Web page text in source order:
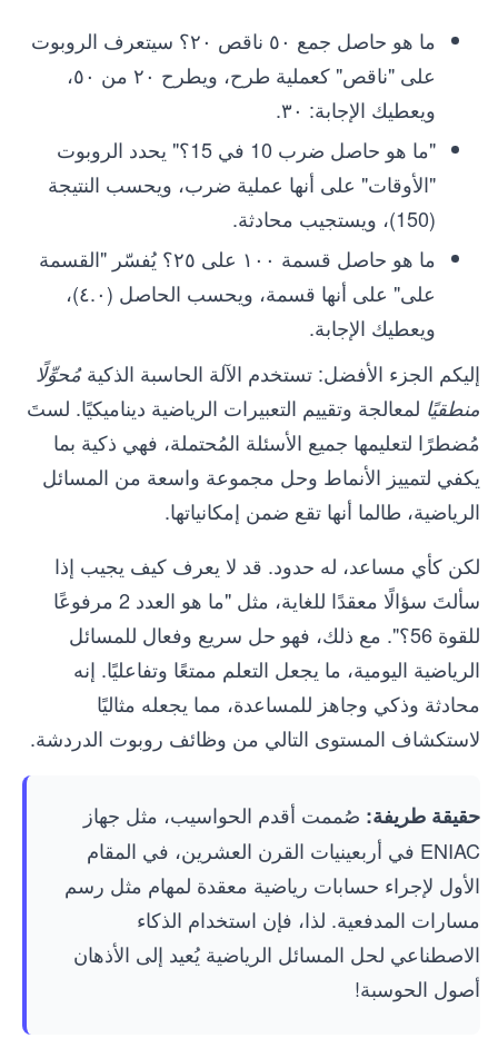
ما هو حاصل جمع ٥٠ ناقص ٢٠؟ سيتعرف الروبوت
على "ناقص" كعملية طرح، ويطرح ٢٠ من ٥٠،
ويعطيك الإجابة: ٣٠.
"ما هو حاصل ضرب 10 في 15؟" يحدد الروبوت
"الأوقات" على أنها عملية ضرب، ويحسب النتيجة
(150)، ويستجيب محادثة.
ما هو حاصل قسمة ١٠٠ على ٢٥؟ يُفسّر "القسمة
على" على أنها قسمة، ويحسب الحاصل (٤.٠)،
ويعطيك الإجابة.
إليكم الجزء الأفضل: تستخدم الآلة الحاسبة الذكيةمُحوِّلًا
منطقيًا لمعالجة وتقييم التعبيرات الرياضية ديناميكيًا. لستَ
مُضطرًا لتعليمها جميع الأسئلة المُحتملة، فهي ذكية بما
يكفي لتمييز الأنماط وحل مجموعة واسعة من المسائل
الرياضية، طالما أنها تقع ضمن إمكانياتها.
لكن كأي مساعد، له حدود. قد لا يعرف كيف يجيب إذا
سألتَ سؤالًا معقدًا للغاية، مثل "ما هو العدد 2 مرفوعًا
للقوة 56؟". مع ذلك، فهو حل سريع وفعال للمسائل
الرياضية اليومية، ما يجعل التعلم ممتعًا وتفاعليًا. إنه
محادثة وذكي وجاهز للمساعدة، مما يجعله مثاليًا
لاستكشاف المستوى التالي من وظائف روبوت الدردشة.
حقيقة طريفة: صُممت أقدم الحواسيب، مثل جهاز
ENIAC في أربعينيات القرن العشرين، في المقام
الأول لإجراء حسابات رياضية معقدة لمهام مثل رسم
مسارات المدفعية. لذا، فإن استخدام الذكاء
الاصطناعي لحل المسائل الرياضية يُعيد إلى الأذهان
أصول الحوسبة!